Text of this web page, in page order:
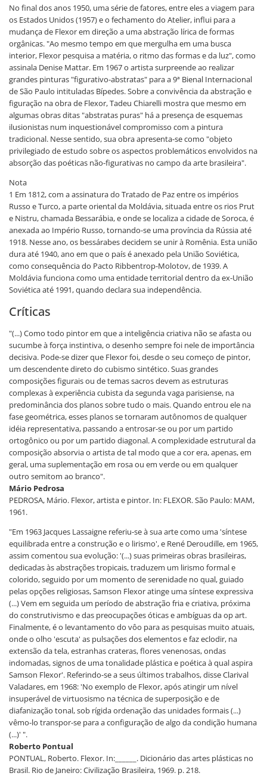
No final dos anos 1950, uma série de fatores, entre eles a viagem para
os Estados Unidos (1957) e o fechamento do Atelier, influi para a
mudança de Flexor em direção a uma abstração lírica de formas
orgânicas. "Ao mesmo tempo em que mergulha em uma busca
interior, Flexor pesquisa a matéria, o ritmo das formas e da luz", como
assinala Denise Mattar. Em 1967 o artista surpreende ao realizar
grandes pinturas "figurativo-abstratas" para a 9ª Bienal Internacional
de São Paulo intituladas Bípedes. Sobre a convivência da abstração e
figuração na obra de Flexor, Tadeu Chiarelli mostra que mesmo em
algumas obras ditas "abstratas puras" há a presença de esquemas
ilusionistas num inquestionável compromisso com a pintura
tradicional. Nesse sentido, sua obra apresenta-se como "objeto
privilegiado de estudo sobre os aspectos problemáticos envolvidos na
absorção das poéticas não-figurativas no campo da arte brasileira".
Nota
1 Em 1812, com a assinatura do Tratado de Paz entre os impérios
Russo e Turco, a parte oriental da Moldávia, situada entre os rios Prut
e Nistru, chamada Bessarábia, e onde se localiza a cidade de Soroca, é
anexada ao Império Russo, tornando-se uma província da Rússia até
1918. Nesse ano, os bessárabes decidem se unir à Romênia. Esta união
dura até 1940, ano em que o país é anexado pela União Soviética,
como consequência do Pacto Ribbentrop-Molotov, de 1939. A
Moldávia funciona como uma entidade territorial dentro da ex-União
Soviética até 1991, quando declara sua independência.
Críticas
"(...) Como todo pintor em que a inteligência criativa não se afasta ou
sucumbe à força instintiva, o desenho sempre foi nele de importância
decisiva. Pode-se dizer que Flexor foi, desde o seu começo de pintor,
um descendente direto do cubismo sintético. Suas grandes
composições figurais ou de temas sacros devem as estruturas
complexas à experiência cubista da segunda vaga parisiense, na
predominância dos planos sobre tudo o mais. Quando entrou ele na
fase geométrica, esses planos se tornaram autônomos de qualquer
idéia representativa, passando a entrosar-se ou por um partido
ortogônico ou por um partido diagonal. A complexidade estrutural da
composição absorvia o artista de tal modo que a cor era, apenas, em
geral, uma suplementação em rosa ou em verde ou em qualquer
outro semitom ao branco".
Mário Pedrosa
PEDROSA, Mário. Flexor, artista e pintor. In: FLEXOR. São Paulo: MAM,
1961.
"Em 1963 Jacques Lassaigne referiu-se à sua arte como uma 'síntese
equilibrada entre a construção e o lirismo', e René Deroudille, em 1965,
assim comentou sua evolução: '(...) suas primeiras obras brasileiras,
dedicadas às abstrações tropicais, traduzem um lirismo formal e
colorido, seguido por um momento de serenidade no qual, guiado
pelas opções religiosas, Samson Flexor atinge uma síntese expressiva
(...) Vem em seguida um período de abstração fria e criativa, próxima
do construtivismo e das preocupações óticas e ambíguas da op art.
Finalmente, é o levantamento do vôo para as pesquisas muito atuais,
onde o olho 'escuta' as pulsações dos elementos e faz eclodir, na
extensão da tela, estranhas crateras, flores venenosas, ondas
indomadas, signos de uma tonalidade plástica e poética à qual aspira
Samson Flexor'. Referindo-se a seus últimos trabalhos, disse Clarival
Valadares, em 1968: 'No exemplo de Flexor, após atingir um nível
insuperável de virtuosismo na técnica de superposição e de
diafanização tonal, sob rígida ordenação das unidades formais (...)
vêmo-lo transpor-se para a configuração de algo da condição humana
(...)' ".
Roberto Pontual
PONTUAL, Roberto. Flexor. In:______. Dicionário das artes plásticas no
Brasil. Rio de Janeiro: Civilização Brasileira, 1969. p. 218.